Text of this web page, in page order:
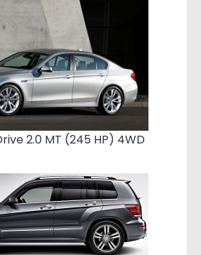
2.0 MT (245 HP) 4WD